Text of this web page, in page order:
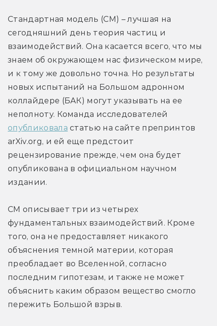
Стандартная модель (СМ) – лучшая на
сегодняшний день теория частиц и
взаимодействий. Она касается всего, что мы
знаем об окружающем нас физическом мире,
и к тому же довольно точна. Но результаты
новых испытаний на Большом адронном
коллайдере (БАК) могут указывать на ее
опубликовала статью на сайте препринтов
arXiv.org, и ей еще предстоит
рецензирование прежде, чем она будет
опубликована в официальном научном
издании.
СМ описывает три из четырех
фундаментальных взаимодействий. Кроме
того, она не предоставляет никакого
объяснения темной материи, которая
преобладает во Вселенной, согласно
последним гипотезам, и также не может
объяснить каким образом вещество смогло
пережить Большой взрыв.